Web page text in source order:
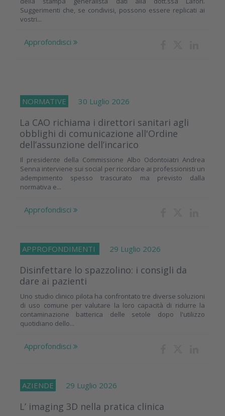
Suggerimenti che, se condivisi, possono essere replicati ai
vostri...
Approfondisci
NORMATIVE 30 Luglio 2026
La CAO richiama i direttori sanitari agli
obblighi di comunicazione all'Ordine
dell’assunzione dell’incarico
Il presidente della Commissione Albo Odontoiatri Andrea
Senna interviene sui social per ricordare ai professionisti un
adempimento spesso trascurato ma previsto dalla
normativa e...
Approfondisci
APPROFONDIMENTI 29 Luglio 2026
Disinfettare lo spazzolino: i consigli da
dare ai pazienti
Uno studio clinico pilota ha confrontato tre diverse soluzioni
di uso comune per valutare la loro capacità di ridurre la
contaminazione batterica delle setole dopo l'utilizzo
quotidiano dello...
Approfondisci
AZIENDE 29 Luglio 2026
L’ imaging 3D nella pratica clinica